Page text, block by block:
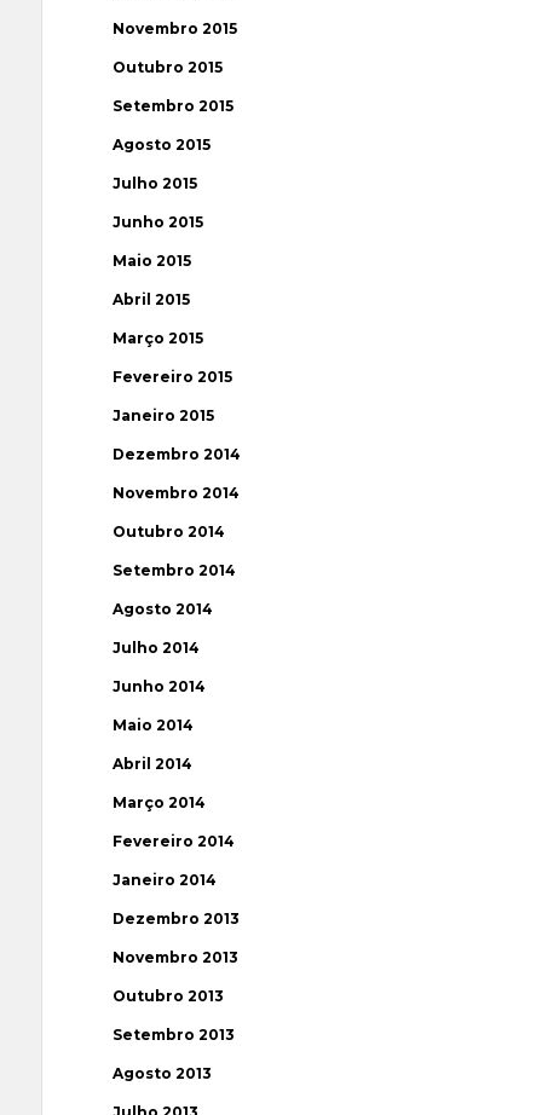
Novembro 2015
Outubro 2015
Setembro 2015
Agosto 2015
Julho 2015
Junho 2015
Maio 2015
Abril 2015
Março 2015
Fevereiro 2015
Janeiro 2015
Dezembro 2014
Novembro 2014
Outubro 2014
Setembro 2014
Agosto 2014
Julho 2014
Junho 2014
Maio 2014
Abril 2014
Março 2014
Fevereiro 2014
Janeiro 2014
Dezembro 2013
Novembro 2013
Outubro 2013
Setembro 2013
Agosto 2013